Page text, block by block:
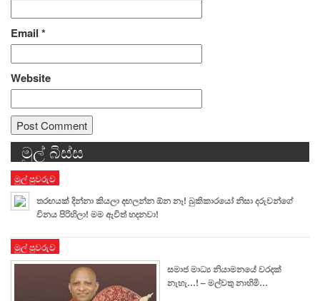
Email *
Website
Alternative:
මුල් බිස්ස
මුල් පුවරුව
තරඟයක් දින්නා කියලා දඟලන්න ඕන නෑ! බුකිකාරයෝ නිසා දරුවන්ගේ
විනය පිරිහිලා! මම ඇවිත් හදනවා!
මුල් පුවරුව
සමාජ මාධ්‍ය නියාමනයේ වරදක්
නැහැ…! – මල්වතු නාහිමි…